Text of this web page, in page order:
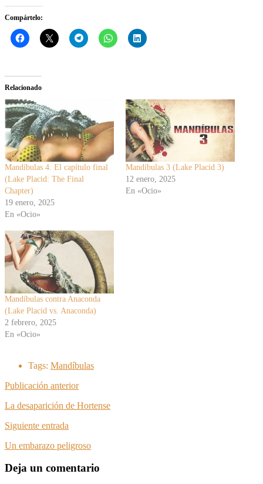
Compártelo:
Relacionado
Mandíbulas 4: El capítulo final
(Lake Placid: The Final
Chapter)
19 enero, 2025
En «Ocio»
Mandíbulas 3 (Lake Placid 3)
12 enero, 2025
En «Ocio»
Mandíbulas contra Anaconda
(Lake Placid vs. Anaconda)
2 febrero, 2025
En «Ocio»
Tags: Mandíbulas
Publicación anterior
La desaparición de Hortense
Siguiente entrada
Un embarazo peligroso
Deja un comentario